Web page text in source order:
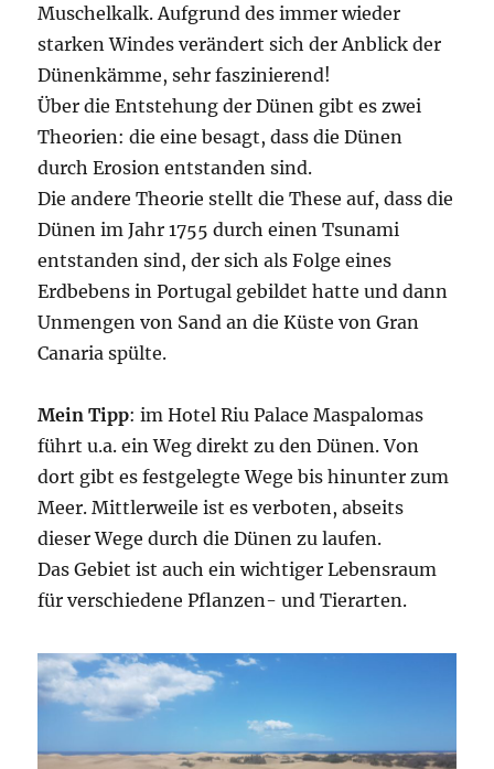
Muschelkalk. Aufgrund des immer wieder
starken Windes verändert sich der Anblick der
Dünenkämme, sehr faszinierend!
Über die Entstehung der Dünen gibt es zwei
Theorien: die eine besagt, dass die Dünen
durch Erosion entstanden sind.
Die andere Theorie stellt die These auf, dass die
Dünen im Jahr 1755 durch einen Tsunami
entstanden sind, der sich als Folge eines
Erdbebens in Portugal gebildet hatte und dann
Unmengen von Sand an die Küste von Gran
Canaria spülte.
Mein Tipp: im Hotel Riu Palace Maspalomas
führt u.a. ein Weg direkt zu den Dünen. Von
dort gibt es festgelegte Wege bis hinunter zum
Meer. Mittlerweile ist es verboten, abseits
dieser Wege durch die Dünen zu laufen.
Das Gebiet ist auch ein wichtiger Lebensraum
für verschiedene Pflanzen- und Tierarten.